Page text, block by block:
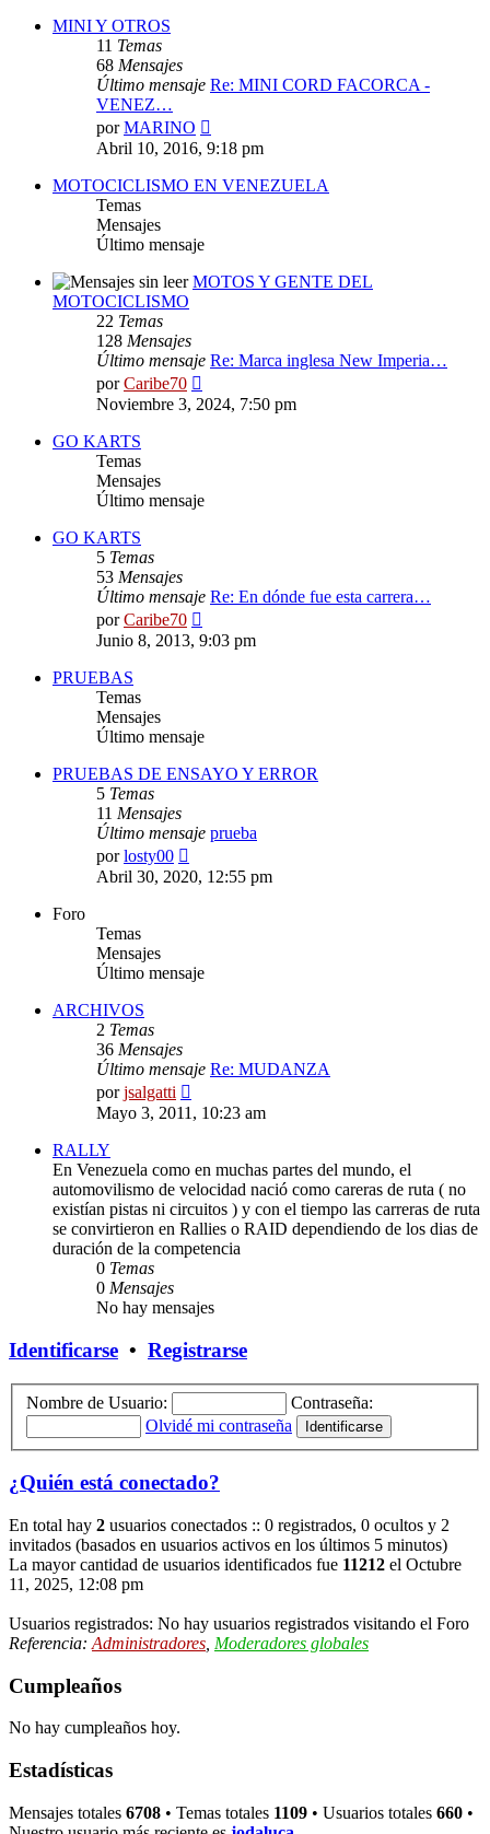
MINI Y OTROS
11 Temas
68 Mensajes
Último mensaje Re: MINI CORD FACORCA -
VENEZ…
porMARINO
último
mensaje
Abril 10, 2016, 9:18 pm
MOTOCICLISMO EN VENEZUELA
Temas
Mensajes
Último mensaje
MOTOS Y GENTE DEL
MOTOCICLISMO
22 Temas
128 Mensajes
Último mensaje Re: Marca inglesa New Imperia…
porCaribe70
último
Noviembre 3, 2024, 7:50 pm
GO KARTS
Temas
Mensajes
Último mensaje
GO KARTS
5 Temas
53 Mensajes
Último mensaje Re: En dónde fue esta carrera…
porCaribe70
último
mensaje
Junio 8, 2013, 9:03 pm
PRUEBAS
Temas
Mensajes
Último mensaje
PRUEBAS DE ENSAYO Y ERROR
5 Temas
11 Mensajes
Último mensaje prueba
porlosty00
último
Abril 30, 2020, 12:55 pm
Foro
Temas
Mensajes
Último mensaje
ARCHIVOS
2 Temas
36 Mensajes
Último mensaje Re: MUDANZA
porjsalgatti
último
Mayo 3, 2011, 10:23 am
RALLY
En Venezuela como en muchas partes del mundo, el
automovilismo de velocidad nació como careras de ruta ( no
existían pistas ni circuitos ) y con el tiempo las carreras de ruta
se convirtieron en Rallies o RAID dependiendo de los dias de
duración de la competencia
0 Temas
0 Mensajes
No hay mensajes
Identificarse • Registrarse
Nombre de Usuario:
Contraseña:
Olvidé mi contraseña
¿Quién está conectado?
En total hay 2 usuarios conectados :: 0 registrados, 0 ocultos y 2
invitados (basados en usuarios activos en los últimos 5 minutos)
La mayor cantidad de usuarios identificados fue 11212 el Octubre
11, 2025, 12:08 pm
Usuarios registrados: No hay usuarios registrados visitando el Foro
Referencia: Administradores Moderadores globales
Cumpleaños
No hay cumpleaños hoy.
Estadísticas
Mensajes totales 6708 • Temas totales 1109 • Usuarios totales 660 •